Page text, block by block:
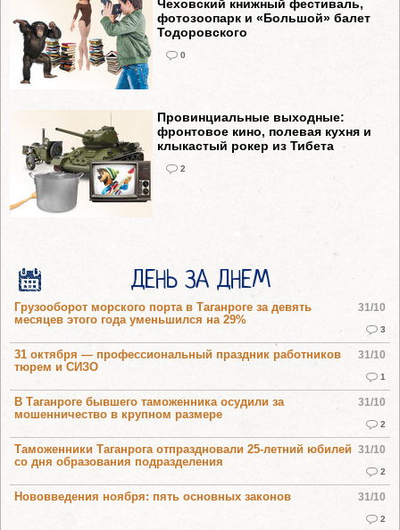
Чеховский книжный фестиваль,
фотозоопарк и «Большой» балет
Тодоровского
0
Провинциальные выходные:
фронтовое кино, полевая кухня и
клыкастый рокер из Тибета
2
ДЕНЬ ЗА ДНЕМ
31/10
3
Грузооборот морского порта в Таганроге за девять
месяцев этого года уменьшился на 29%
31/10
1
31 октября — профессиональный праздник работников
тюрем и СИЗО
31/10
2
В Таганроге бывшего таможенника осудили за
мошенничество в крупном размере
31/10
2
Таможенники Таганрога отпраздновали 25-летний юбилей
со дня образования подразделения
31/10
2
Нововведения ноября: пять основных законов